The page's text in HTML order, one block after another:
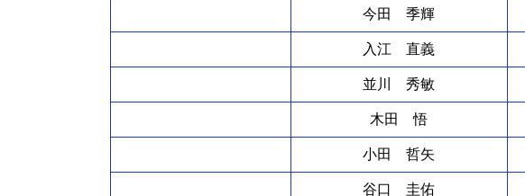
今田 季輝
入江 直義
並川 秀敏
木田 悟
小田 哲矢
谷口 圭佑